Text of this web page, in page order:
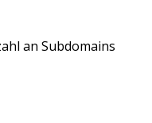
an Subdomains